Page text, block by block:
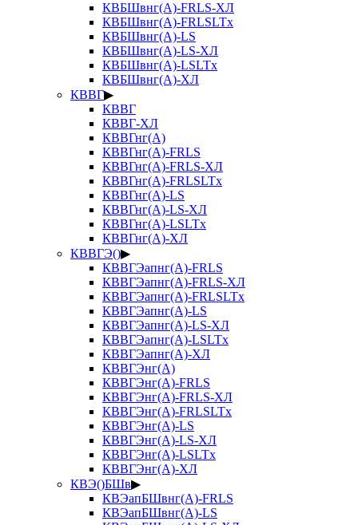
КВБШвнг(А)-FRLS-ХЛ
КВБШвнг(А)-FRLSLTx
КВБШвнг(А)-LS
КВБШвнг(А)-LS-ХЛ
КВБШвнг(А)-LSLTx
КВБШвнг(А)-ХЛ
КВВГ▶
КВВГ
КВВГ-ХЛ
КВВГнг(А)
КВВГнг(А)-FRLS
КВВГнг(А)-FRLS-ХЛ
КВВГнг(А)-FRLSLTx
КВВГнг(А)-LS
КВВГнг(А)-LS-ХЛ
КВВГнг(А)-LSLTx
КВВГнг(А)-ХЛ
КВВГЭ()▶
КВВГЭапнг(А)-FRLS
КВВГЭапнг(А)-FRLS-ХЛ
КВВГЭапнг(А)-FRLSLTx
КВВГЭапнг(А)-LS
КВВГЭапнг(А)-LS-ХЛ
КВВГЭапнг(А)-LSLTx
КВВГЭапнг(А)-ХЛ
КВВГЭнг(А)
КВВГЭнг(А)-FRLS
КВВГЭнг(А)-FRLS-ХЛ
КВВГЭнг(А)-FRLSLTx
КВВГЭнг(А)-LS
КВВГЭнг(А)-LS-ХЛ
КВВГЭнг(А)-LSLTx
КВВГЭнг(А)-ХЛ
КВЭ()БШв▶
КВЭапБШвнг(А)-FRLS
КВЭапБШвнг(А)-LS